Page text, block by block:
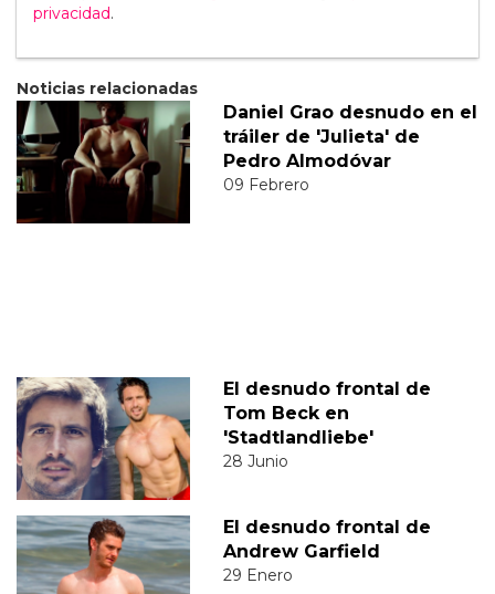
privacidad.
Noticias relacionadas
Daniel Grao desnudo en el
tráiler de 'Julieta' de
Pedro Almodóvar
09 Febrero
El desnudo frontal de
Tom Beck en
'Stadtlandliebe'
28 Junio
El desnudo frontal de
Andrew Garfield
29 Enero